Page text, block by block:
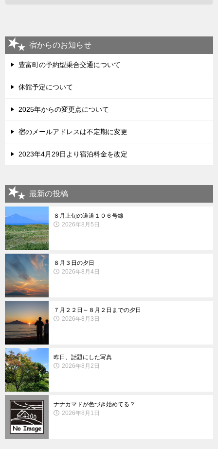
宿からのお知らせ
豊富町の予約型乗合交通について
休館予定について
2025年からの変更点について
宿のメールアドレスは不定期に変更
2023年4月29日より宿泊料金を改定
最新の投稿
８月上旬の道道１０６号線
2026年8月5日
８月３日の夕日
2026年8月4日
７月２２日～８月２日までの夕日
2026年8月3日
昨日、話題にした写真
2026年8月2日
ナナカマドが色づき始めてる？
2026年8月1日